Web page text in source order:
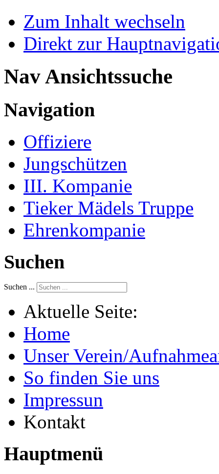
Zum Inhalt wechseln
Direkt zur
Nav Ansichtssuche
Navigation
Offiziere
Jungschützen
III. Kompanie
Tieker Mädels Truppe
Ehrenkompanie
Suchen
Suchen ...
Aktuelle Seite:
Home
Unser Verein/
So finden Sie uns
Impressun
Kontakt
Hauptmenü